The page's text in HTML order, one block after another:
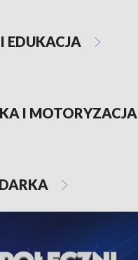
EDUKACJA
I MOTORYZACJA